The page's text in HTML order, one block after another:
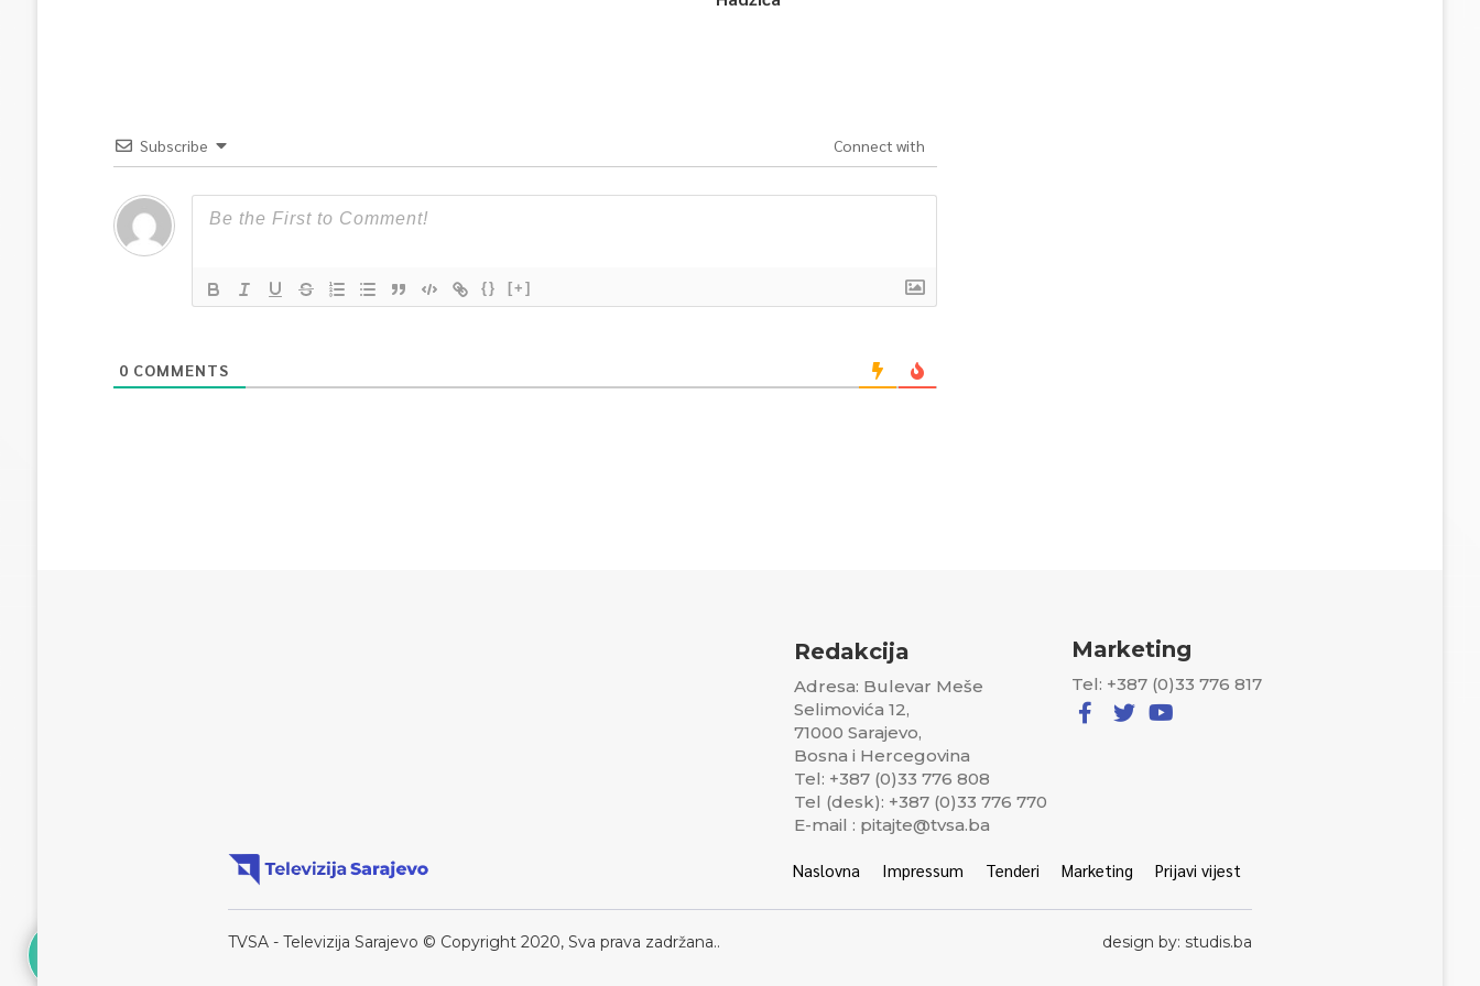
Subscribe Connect with
{} [+]
0 COMMENTS
Redakcija
Adresa: Bulevar Meše
Selimovića 12,
71000 Sarajevo,
Bosna i Hercegovina
Tel: +387 (0)33 776 808
Tel (desk): +387 (0)33 776 770
E-mail : pitajte@tvsa.ba
Marketing
Tel: +387 (0)33 776 817
Naslovna Impressum Tenderi Marketing Prijavi vijest
TVSA - Televizija Sarajevo © Copyright 2020, Sva prava zadržana.. design by: studis.ba